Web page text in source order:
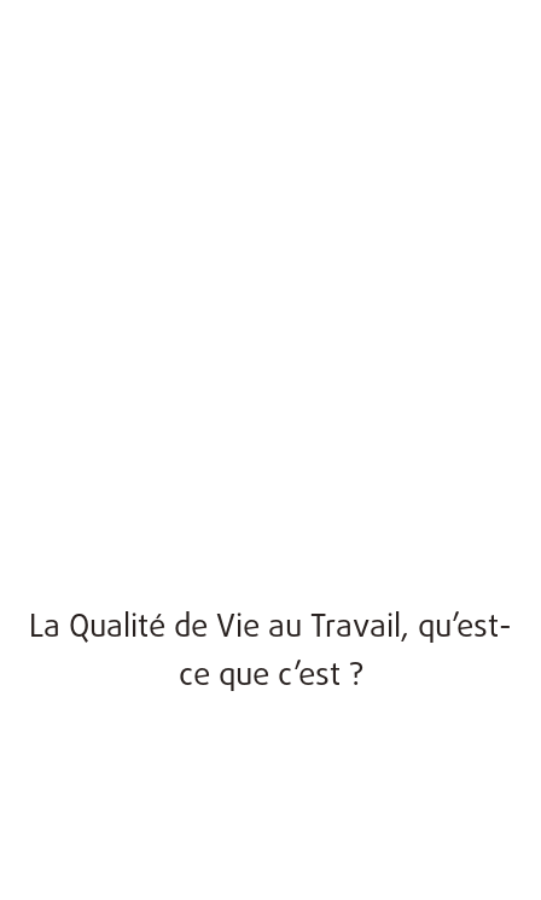
La Qualité de Vie au Travail, qu’est-
ce que c’est ?